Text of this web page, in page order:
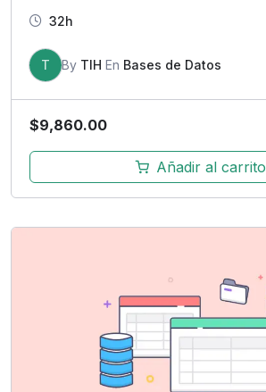
32h
T By TIH En Bases de Datos
$9,860.00
Añadir al carrito